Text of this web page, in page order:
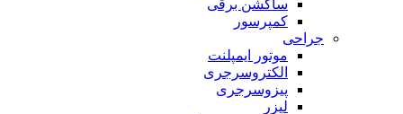
ساکشن برقی
کمپرسور
جراحی
موتور ایمپلنت
الکتروسرجری
پیزوسرجری
لیزر